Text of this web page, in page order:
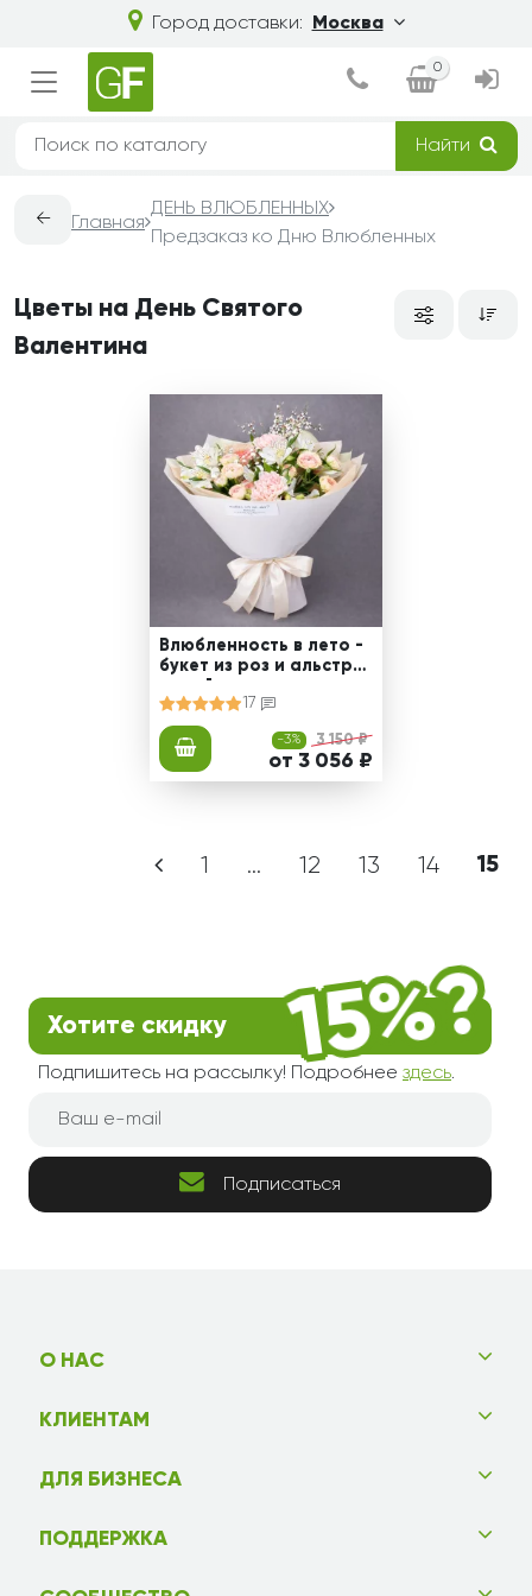
Город доставки: Москва
0
Найти
← Главная
ДЕНЬ ВЛЮБЛЕННЫХ
Предзаказ ко Дню Влюбленных
Цветы на День Святого
Валентина
Влюбленность в лето -
букет из роз и альстро
17
-3% 3 150 ₽
от 3 056 ₽
1 ... 12 13 14 15
Хотите скидку
Подпишитесь на рассылку! Подробнее здесь.
Подписаться
О НАС
КЛИЕНТАМ
ДЛЯ БИЗНЕСА
ПОДДЕРЖКА